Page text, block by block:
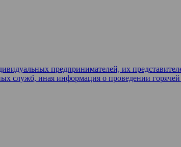
предпринимателей, их
служб, иная информация о проведении